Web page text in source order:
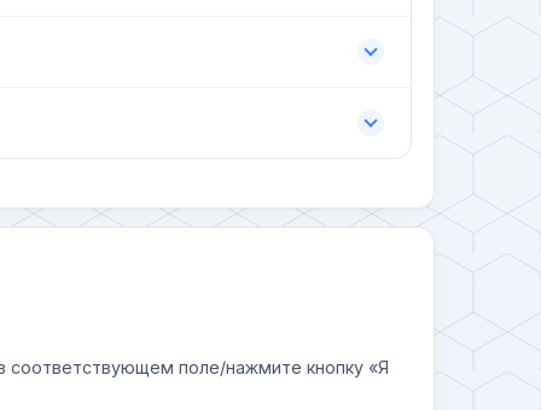
соответствующем поле/нажмите кнопку «Я